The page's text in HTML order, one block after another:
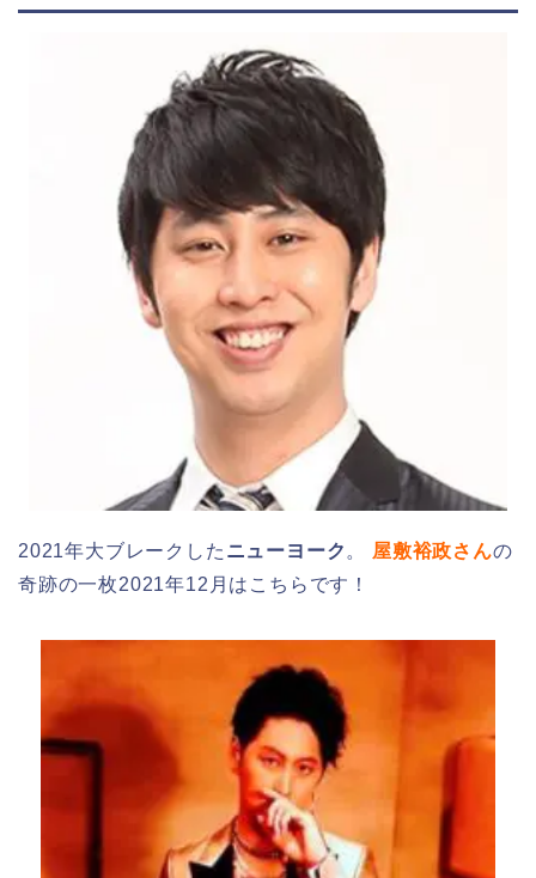
2021年大ブレークした ニューヨーク。 屋敷裕政さんの
奇跡の一枚2021年12月はこちらです！